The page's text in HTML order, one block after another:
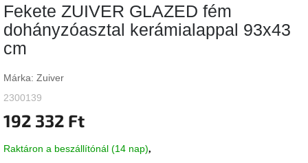
gyűjtemény
Kave
Home
Richmond
J-
Fekete ZUIVER GLAZED fém
dohányzóasztal kerámialappal 93x43
cm
Márka: Zuiver
2300139
192 332 Ft
Raktáron a beszállítónál (14 nap)